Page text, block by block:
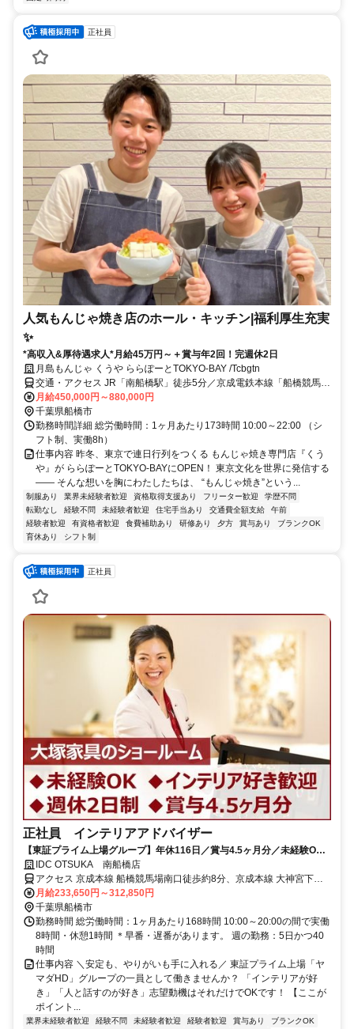
正社員
人気もんじゃ焼き店のホール・キッチン|福利厚生充実
✨
*高収入&厚待遇求人*月給45万円～＋賞与年2回！完週休2日
月島もんじゃ くうや ららぽーとTOKYO-BAY /Tcbgtn
交通・アクセス JR「南船橋駅」徒歩5分／京成電鉄本線「船橋競馬場
駅」徒歩10分
月給450,000円～880,000円
千葉県船橋市
勤務時間詳細 総労働時間：1ヶ月あたり173時間 10:00～22:00 （シ
フト制、実働8h）
仕事内容 昨冬、東京で連日行列をつくる もんじゃ焼き専門店『くう
や』が ららぽーとTOKYO-BAYにOPEN！ 東京文化を世界に発信する
―― そんな想いを胸にわたしたちは、 “もんじゃ焼き”という...
制服あり 業界未経験者歓迎 資格取得支援あり フリーター歓迎
学歴不問
転勤なし
経験不問 未経験者歓迎 住宅手当あり 交通費全額支給
午前
経験者歓迎
有資格者歓迎 食費補助あり 研修あり 夕方 賞与あり
ブランクOK
育休あり
シフト制
正社員
正社員 インテリアアドバイザー
【東証プライム上場グループ】年休116日／賞与4.5ヶ月分／未経験OK
/20代～40代が中心に活躍中です！
IDC OTSUKA 南船橋店
アクセス 京成本線 船橋競馬場南口徒歩約8分、京成本線 大神宮下徒
歩約10分、ＪＲ京葉線 南船橋北口徒歩約11分 京成本線「船橋競馬場
駅」より徒歩5～8分
月給233,650円～312,850円
千葉県船橋市
勤務時間 総労働時間：1ヶ月あたり168時間 10:00～20:00の間で実働
8時間・休憩1時間 ＊早番・遅番があります。 週の勤務：5日かつ40
時間
仕事内容 ＼安定も、やりがいも手に入れる／ 東証プライム上場「ヤ
マダHD」グループの一員として働きませんか？ 「インテリアが好
き」「人と話すのが好き」志望動機はそれだけでOKです！ 【ここが
ポイント...
業界未経験者歓迎 経験不問 未経験者歓迎 経験者歓迎 賞与あり
ブランクOK